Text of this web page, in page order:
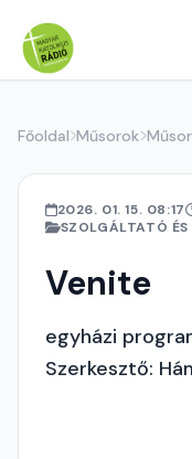
Főoldal Műsorok Műsor
2026. 01. 15. 08:17
SZOLGÁLTATÓ
Venite
egyházi
Szerkesztő: